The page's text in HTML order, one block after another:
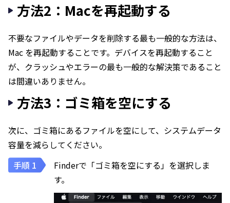
方法2：Macを再起動する
不要なファイルやデータを削除する最も一般的な方法は、
Mac を再起動することです。デバイスを再起動すること
が、クラッシュやエラーの最も一般的な解決策であること
は間違いありません。
方法3：ゴミ箱を空にする
次に、ゴミ箱にあるファイルを空にして、システムデータ
容量を減らしてください。
Finderで「ゴミ箱を空にする」を選択しま
す。